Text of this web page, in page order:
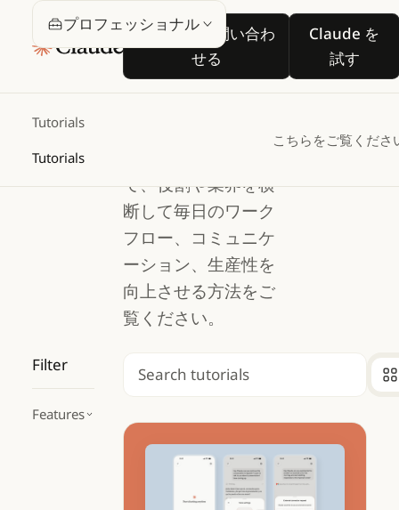
営業担当に問い合わ
せる
営業担当に問い合わせる
Claude を
試す
Claude
Tutorials
Tutorials
こちらをご覧くださ
プロフェッショナル
プロフェ
ッショナ
ル
て、役割や業界を横
断して毎日のワーク
フロー、コミュニケ
ーション、生産性を
向上させる方法をご
覧ください。
Filter
Features
検索
How to choose between voice